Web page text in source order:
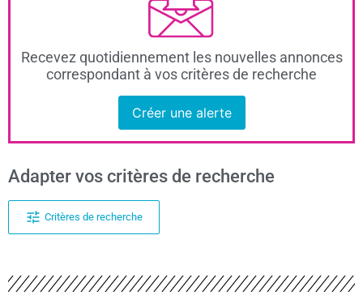
Recevez quotidiennement les nouvelles annonces
correspondant à vos critères de recherche
Créer une alerte
Adapter vos critères de recherche
Critères de recherche